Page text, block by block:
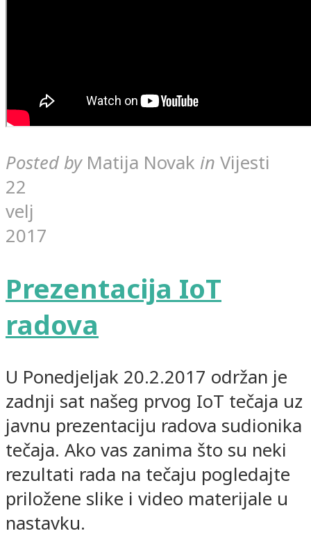
Posted by Matija Novak in Vijesti
22
velj
2017
Prezentacija IoT
radova
U Ponedjeljak 20.2.2017 održan je
zadnji sat našeg prvog IoT tečaja uz
javnu prezentaciju radova sudionika
tečaja. Ako vas zanima što su neki
rezultati rada na tečaju pogledajte
priložene slike i video materijale u
nastavku.